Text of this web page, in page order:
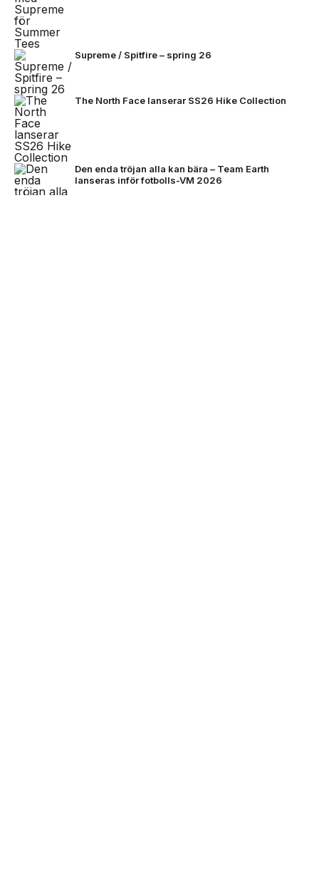
Supreme / Spitfire – spring 26
The North Face lanserar SS26 Hike Collection
Den enda tröjan alla kan bära – Team Earth
lanseras inför fotbolls-VM 2026